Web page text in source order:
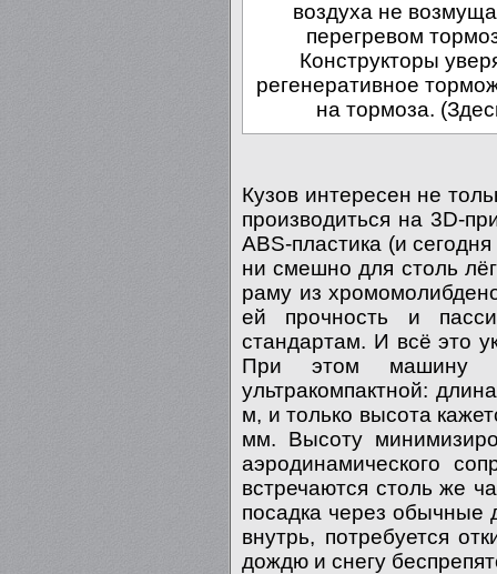
воздуха не
перегревом
Конструкторы
регенеративное
на тормоза.
Кузов интересен не
производиться на 3D-
ABS-пластика (и
ни смешно для столь
раму из
ей прочность и
стандартам. И всё это
При этом машину
ультракомпактной:
м, и только высота
мм. Высоту
аэродинамического
встречаются столь же
посадка через обычные
внутрь, потребуется
дождю и снегу